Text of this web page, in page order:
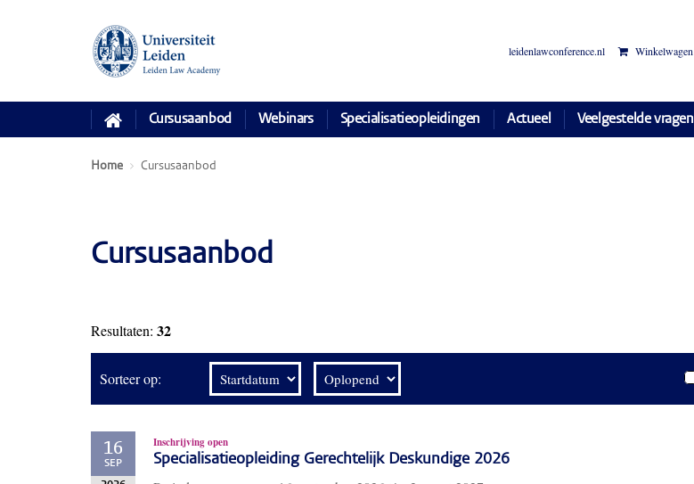
leidenlawconference.nl Winkelwagen
Cursusaanbod Webinars Specialisatieopleidingen Actueel Veelgestelde vragen
Home Cursusaanbod
Cursusaanbod
Resultaten: 32
Sorteer op:
16
SEP
Inschrijving open
Specialisatieopleiding Gerechtelijk Deskundige 2026